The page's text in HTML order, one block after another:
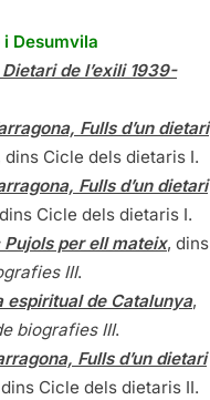
Desumvila
Dietari de l’exili 1939-
Fulls d’un dietari
dins Cicle dels dietaris I.
Fulls d’un dietari
Cicle dels dietaris I.
Pujols per ell mateix, dins
III.
espiritual de Catalunya,
biografies III.
Fulls d’un dietari
Cicle dels dietaris II.